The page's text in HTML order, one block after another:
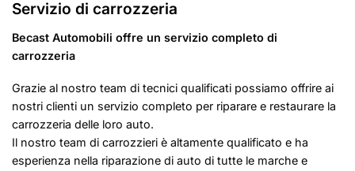
Servizio di carrozzeria
Becast Automobili offre un servizio completo di
carrozzeria
Grazie al nostro team di tecnici qualificati possiamo offrire ai
nostri clienti un servizio completo per riparare e restaurare la
carrozzeria delle loro auto.
Il nostro team di carrozzieri è altamente qualificato e ha
esperienza nella riparazione di auto di tutte le marche e